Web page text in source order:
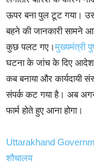
ऊपर बना पुल टूट गया।
बहने की जानकारी सामने
कुछ पलट गए।मुख्यमंत्री
घटना के जांच के दिए
कब बनाया और
संपर्क कट गया है। अब
फार्म होते हुए आना होगा।
Uttarakhand
शौचालय